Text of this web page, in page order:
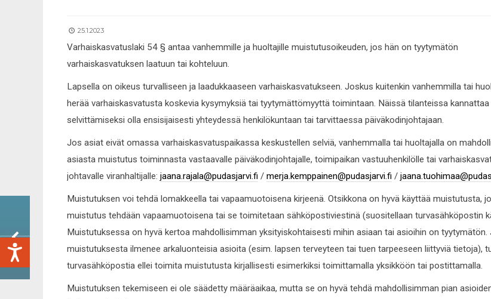
25.1.2023
Varhaiskasvatuslaki 54 § antaa vanhemmille ja huoltajille muistutusoikeuden, jos hän on tyytymätön
varhaiskasvatuksen laatuun tai kohteluun.
Lapsella on oikeus turvalliseen ja laadukkaaseen varhaiskasvatukseen. Joskus kuitenkin vanhemmilla tai
herää varhaiskasvatusta koskevia kysymyksiä tai tyytymättömyyttä toimintaan. Näissä tilanteissa kannattaa
selvittämiseksi olla ensisijaisesti yhteydessä henkilökuntaan tai tarvittaessa päiväkodinjohtajaan.
Jos asiat eivät omassa varhaiskasvatuspaikassa keskustellen selviä, vanhemmalla tai huoltajalla on
asiasta muistutus toiminnasta vastaavalle päiväkodinjohtajalle, toimipaikan vastuuhenkilölle tai
johtavalle viranhaltijalle: jaana.rajala@pudasjarvi.fi / merja.kemppainen@pudasjarvi.fi /
Muistutuksen voi tehdä lomakkeella tai vapaamuotoisena kirjeenä. Otsikkona on hyvä käyttää muistutusta,
muistutus tehdään vapaamuotoisena tai se toimitetaan sähköpostiviestinä (suositellaan turvasähköpostin
Muistutuksessa on hyvä kertoa mahdollisimman yksityiskohtaisesti mihin asiaan tai asioihin on tyytymätön.
muistutuksesta ilmenee arkaluonteisia asioita (esim. lapsen terveyteen tai tuen tarpeeseen liittyviä tietoja),
turvasähköpostia ellei toimita muistutusta kirjallisesti esimerkiksi toimittamalla yksikköön tai postittamalla.
Muistutuksen tekemiseen ei ole säädetty määräaikaa, mutta se on hyvä tehdä mahdollisimman pian